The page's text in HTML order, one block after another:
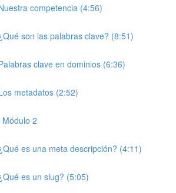
competencia (4:56)
son las palabras clave? (8:51)
clave en dominios (6:36)
metadatos (2:52)
Módulo 2
es una meta descripción? (4:11)
es un slug? (5:05)